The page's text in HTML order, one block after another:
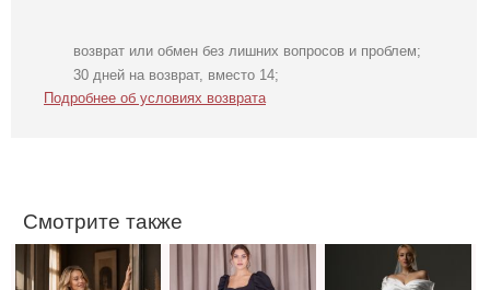
возврат или обмен без лишних вопросов и проблем;
30 дней на возврат, вместо 14;
Подробнее об условиях возврата
Смотрите также
Вечернее платье
молочного цвета
с накидкой
Элегантное
длинное черное
платье с